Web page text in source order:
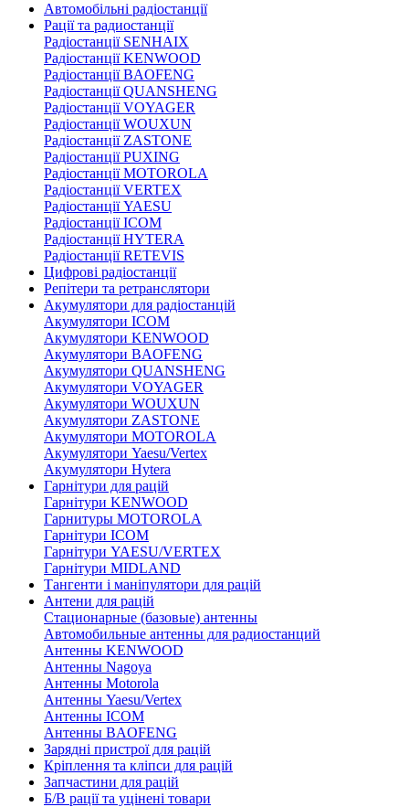
Автомобільні радіостанції
Рації та радиостанції
Радіостанції SENHAIX
Радіостанції KENWOOD
Радіостанції BAOFENG
Радіостанції QUANSHENG
Радіостанції VOYAGER
Радіостанції WOUXUN
Радіостанції ZASTONE
Радіостанції PUXING
Радіостанції MOTOROLA
Радіостанції VERTEX
Радіостанції YAESU
Радіостанції ICOM
Радіостанції HYTERA
Радіостанції RETEVIS
Цифрові радіостанції
Репітери та ретранслятори
Акумулятори для радіостанцій
Акумулятори ICOM
Акумулятори KENWOOD
Акумулятори BAOFENG
Акумулятори QUANSHENG
Акумулятори VOYAGER
Акумулятори WOUXUN
Акумулятори ZASTONE
Акумулятори MOTOROLA
Акумулятори Yaesu/Vertex
Акумулятори Hytera
Гарнітури для рацій
Гарнітури KENWOOD
Гарнитуры MOTOROLA
Гарнітури ICOM
Гарнітури YAESU/VERTEX
Гарнітури MIDLAND
Тангенти і маніпулятори для рацій
Антени для рацій
Стационарные (базовые) антенны
Автомобильные антенны для радиостанций
Антенны KENWOOD
Антенны Nagoya
Антенны Motorola
Антенны Yaesu/Vertex
Антенны ICOM
Антенны BAOFENG
Зарядні пристрої для рацій
Кріплення та кліпси для рацій
Запчастини для рацій
Б/В рації та уцінені товари